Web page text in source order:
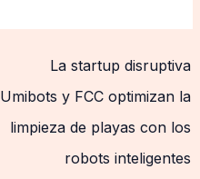
La startup disruptiva
Umibots y FCC optimizan la
limpieza de playas con los
robots inteligentes